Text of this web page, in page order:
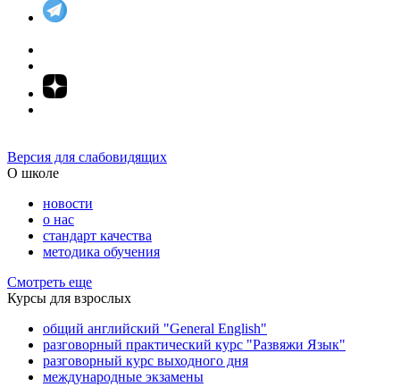
Версия для слабовидящих
О школе
новости
о нас
стандарт качества
методика обучения
Смотреть еще
Курсы для взрослых
общий английский "General English"
разговорный практический курс "Развяжи Язык"
разговорный курс выходного дня
международные экзамены